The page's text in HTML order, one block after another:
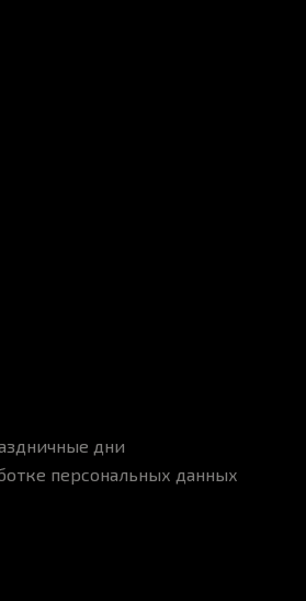
дни
персональных данных